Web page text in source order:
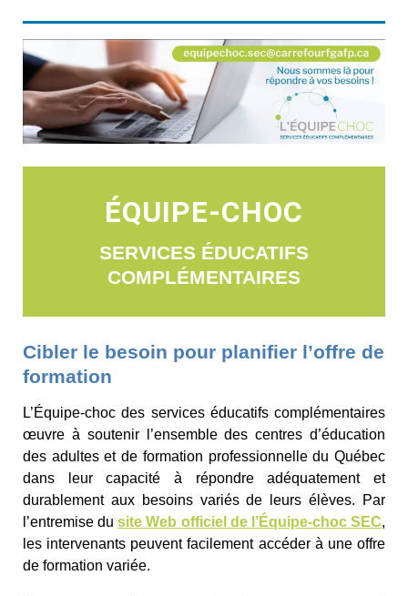
ÉQUIPE-CHOC
SERVICES ÉDUCATIFS
COMPLÉMENTAIRES
Cibler le besoin pour planifier l’offre de
formation
L’Équipe-choc des services éducatifs complémentaires
œuvre à soutenir l’ensemble des centres d’éducation
des adultes et de formation professionnelle du Québec
dans leur capacité à répondre adéquatement et
durablement aux besoins variés de leurs élèves. Par
l’entremise dusite Web officiel de l’Équipe-choc SEC,
les intervenants peuvent facilement accéder à une offre
de formation variée.